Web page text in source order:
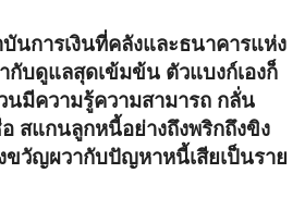
นการเงินที่คลังและธนาคารแห่ง
กับดูแลสุดเข้มข้น ตัวแบงก์เองก็
นมีความรู้ความสามารถ กลั่น
สแกนลูกหนี้อย่างถึงพริกถึงขิง
ขวัญผวากับปัญหาหนี้เสียเป็นราย